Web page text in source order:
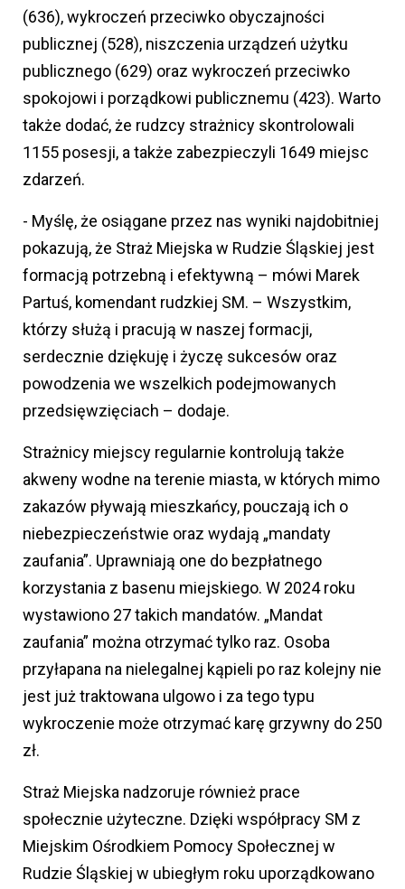
(636), wykroczeń przeciwko obyczajności
publicznej (528), niszczenia urządzeń użytku
publicznego (629) oraz wykroczeń przeciwko
spokojowi i porządkowi publicznemu (423). Warto
także dodać, że rudzcy strażnicy skontrolowali
1155 posesji, a także zabezpieczyli 1649 miejsc
zdarzeń.
- Myślę, że osiągane przez nas wyniki najdobitniej
pokazują, że Straż Miejska w Rudzie Śląskiej jest
formacją potrzebną i efektywną – mówi Marek
Partuś, komendant rudzkiej SM. – Wszystkim,
którzy służą i pracują w naszej formacji,
serdecznie dziękuję i życzę sukcesów oraz
powodzenia we wszelkich podejmowanych
przedsięwzięciach – dodaje.
Strażnicy miejscy regularnie kontrolują także
akweny wodne na terenie miasta, w których mimo
zakazów pływają mieszkańcy, pouczają ich o
niebezpieczeństwie oraz wydają „mandaty
zaufania”. Uprawniają one do bezpłatnego
korzystania z basenu miejskiego. W 2024 roku
wystawiono 27 takich mandatów. „Mandat
zaufania” można otrzymać tylko raz. Osoba
przyłapana na nielegalnej kąpieli po raz kolejny nie
jest już traktowana ulgowo i za tego typu
wykroczenie może otrzymać karę grzywny do 250
zł.
Straż Miejska nadzoruje również prace
społecznie użyteczne. Dzięki współpracy SM z
Miejskim Ośrodkiem Pomocy Społecznej w
Rudzie Śląskiej w ubiegłym roku uporządkowano